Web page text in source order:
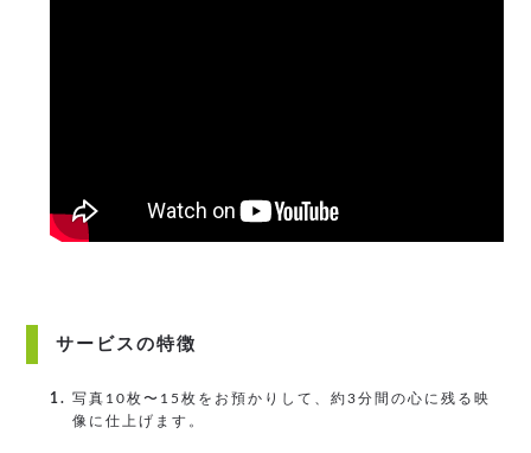
サービスの特徴
1.写真10枚〜15枚をお預かりして、約3分間の心に残る映
像に仕上げます。